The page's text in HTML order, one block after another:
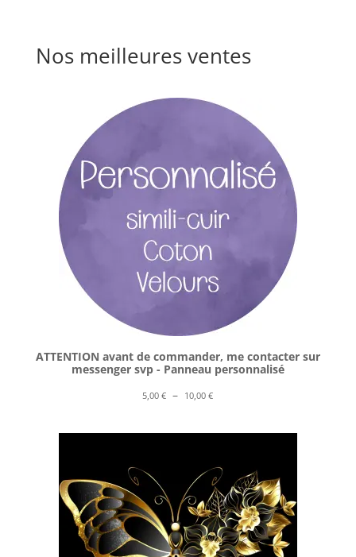
Nos meilleures ventes
ATTENTION avant de commander, me contacter sur
messenger svp - Panneau personnalisé
5,00€ – 10,00€Plage
prix :
à
10,00 €